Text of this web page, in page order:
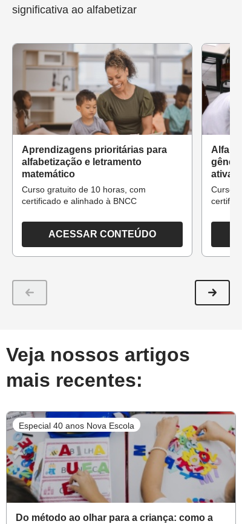
significativa ao alfabetizar
Aprendizagens prioritárias para
alfabetização e letramento
matemático
Curso gratuito de 10 horas, com
certificado e alinhado à BNCC
ACESSAR CONTEÚDO
ativa
Curso
Veja nossos artigos
mais recentes:
Especial 40 anos Nova Escola
Do método ao olhar para a criança: como a